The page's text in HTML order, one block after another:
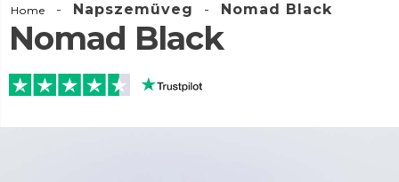
Home - Napszemüveg - Nomad Black
Nomad Black